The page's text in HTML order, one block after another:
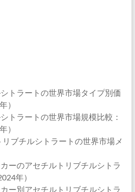
トラートの世界市場タイプ別価
）
トラートの世界市場規模比較：
）
リブチルシトラートの世界市場メ
ーのアセチルトリブチルシトラ
年）
ー別アセチルトリブチルシトラ